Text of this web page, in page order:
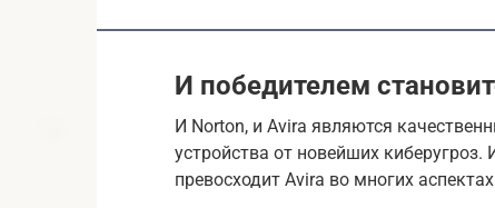
И победителем
И Norton, и Avira являются
устройства от новейших
превосходит Avira во многих